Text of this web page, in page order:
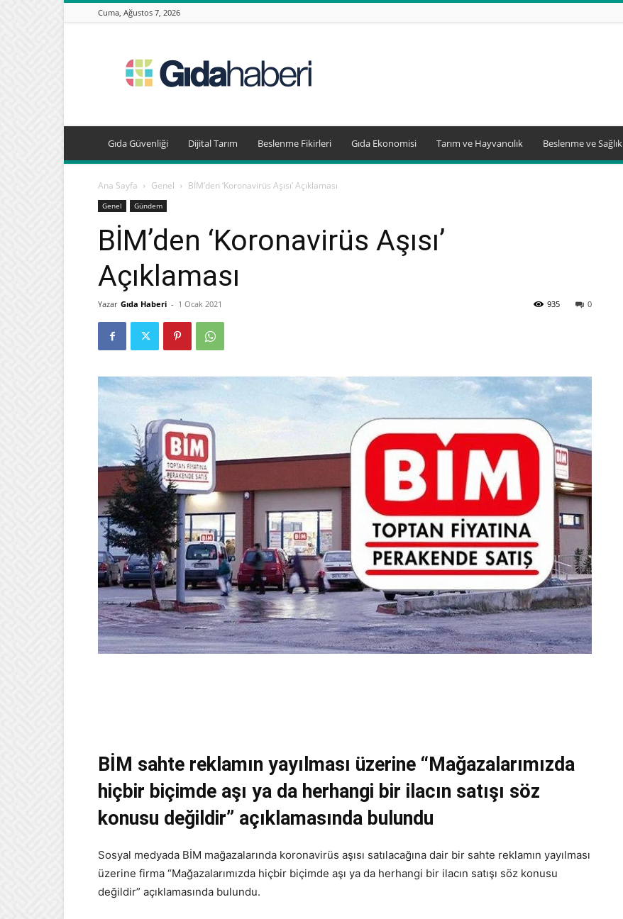
Cuma, Ağustos 7, 2026
Haberleri,
Beslenme
Gıda Güvenliği Dijital Tarım Beslenme Fikirleri Gıda Ekonomisi Tarım ve Hayvancılık Beslenme ve Sağlık
Ana Sayfa Genel BİM’den ‘Koronavirüs Aşısı’ Açıklaması
Genel Gündem
BİM’den ‘Koronavirüs Aşısı’
Açıklaması
Yazar Gıda Haberi - 1 Ocak 2021 0
935
BİM sahte reklamın yayılması üzerine “Mağazalarımızda
hiçbir biçimde aşı ya da herhangi bir ilacın satışı söz
konusu değildir” açıklamasında bulundu
Sosyal medyada BİM mağazalarında koronavirüs aşısı satılacağına dair bir sahte reklamın yayılması
üzerine firma “Mağazalarımızda hiçbir biçimde aşı ya da herhangi bir ilacın satışı söz konusu
değildir” açıklamasında bulundu.